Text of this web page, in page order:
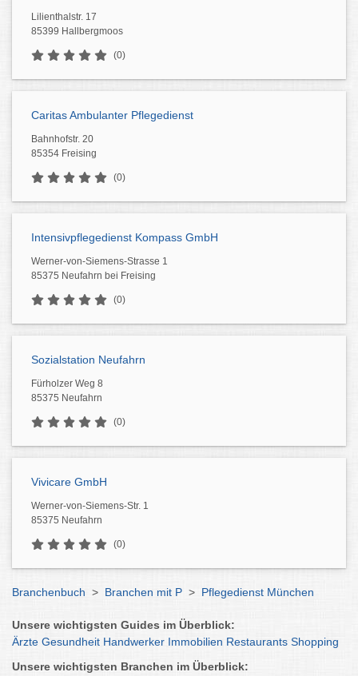
Lilienthalstr. 17
85399 Hallbergmoos
(0)
Caritas Ambulanter Pflegedienst
Bahnhofstr. 20
85354 Freising
(0)
Intensivpflegedienst Kompass GmbH
Werner-von-Siemens-Strasse 1
85375 Neufahrn bei Freising
(0)
Sozialstation Neufahrn
Fürholzer Weg 8
85375 Neufahrn
(0)
Vivicare GmbH
Werner-von-Siemens-Str. 1
85375 Neufahrn
(0)
Branchenbuch > Branchen mit P > Pflegedienst München
Unsere wichtigsten Guides im Überblick:
Ärzte Gesundheit Handwerker Immobilien Restaurants Shopping
Unsere wichtigsten Branchen im Überblick: